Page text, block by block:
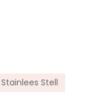
Stell